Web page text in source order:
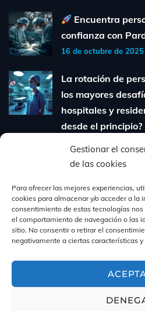
Gestionar el
de las cookies
Para ofrecer las mejores experiencias,
cookies para almacenar y/o acceder a la
consentimiento de estas tecnologías
el comportamiento de navegación o las
sitio. No consentir o retirar el
negativamente a ciertas características y
Encuentra
confianza con
16 de octubre de 2025
La rotación de
los mayores
hospitales y
desde el principio?
Cómo contratar
cualificado sin
guía para clínicas
31 de julio de 2025